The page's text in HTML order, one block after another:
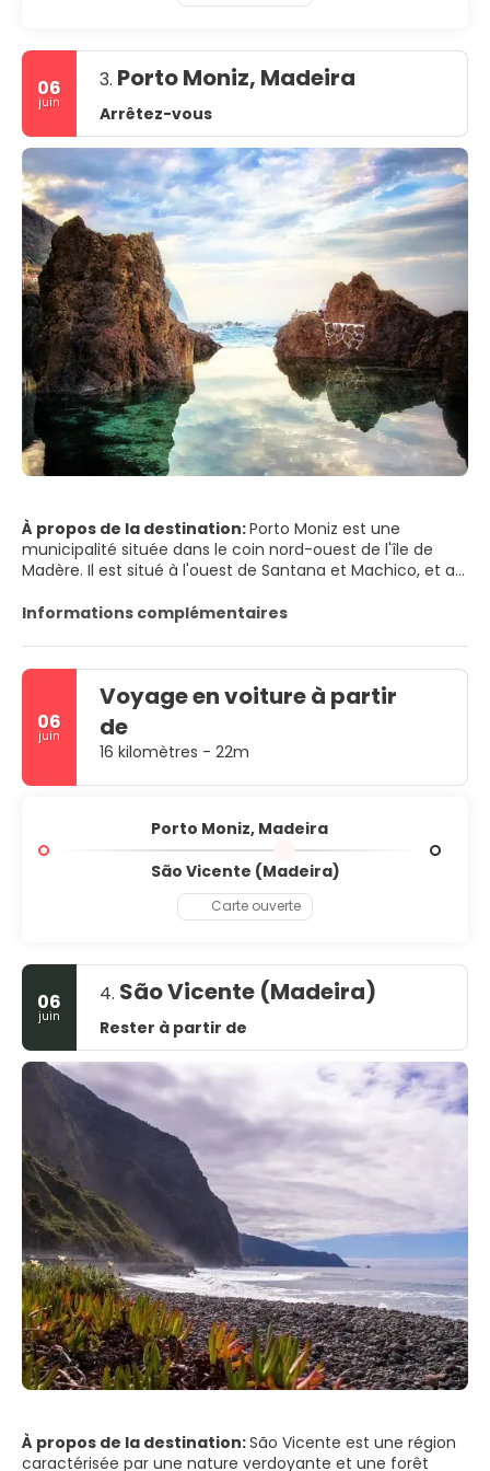
06
juin
3. Porto Moniz, Madeira
Arrêtez-vous
À propos de la destination:Porto Moniz est une
municipalité située dans le coin nord-ouest de l'île de
Madère. Il est situé à l'ouest de Santana et Machico, et au
complexe naturel de piscines de lave qui sont populaires
ATTRACTIONS TOURISTIQUES - Piscines de lave -
Miradouro do Véu da Noiva - Mini écoclub
Informations complémentaires
06
juin
Voyage en voiture à partir
de
16 kilomètres - 22m
Porto Moniz, Madeira
São Vicente (Madeira)
Carte ouverte
06
juin
4. São Vicente (Madeira)
Rester à partir de
À propos de la destination:São Vicente est une région
caractérisée par une nature verdoyante et une forêt